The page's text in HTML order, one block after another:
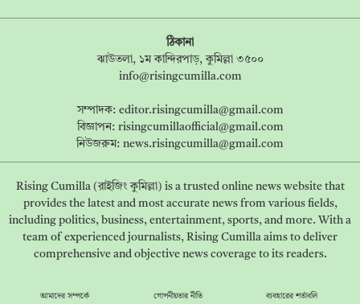
ঠিকানা
ঝাউতলা, ১ম কান্দিরপাড়, কুমিল্লা ৩৫০০
info@risingcumilla.com
সম্পাদক: editor.risingcumilla@gmail.com
বিজ্ঞাপন: risingcumillaofficial@gmail.com
নিউজরুম: news.risingcumilla@gmail.com
Rising Cumilla (রাইজিং কুমিল্লা) is a trusted online news website that
provides the latest and most accurate news from various fields,
including politics, business, entertainment, sports, and more. With a
team of experienced journalists, Rising Cumilla aims to deliver
comprehensive and objective news coverage to its readers.
আমাদের সম্পর্কে গোপনীয়তার নীতি ব্যবহারের শর্তাবলি